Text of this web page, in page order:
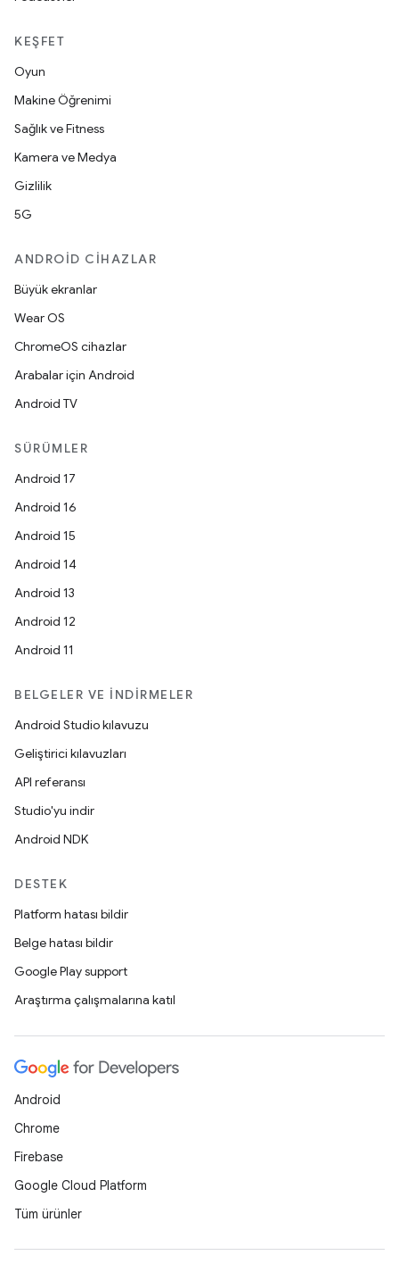
KEŞFET
Oyun
Makine Öğrenimi
Sağlık ve Fitness
Kamera ve Medya
Gizlilik
5G
ANDROID CIHAZLAR
Büyük ekranlar
Wear OS
ChromeOS cihazlar
Arabalar için Android
Android TV
SÜRÜMLER
Android 17
Android 16
Android 15
Android 14
Android 13
Android 12
Android 11
BELGELER VE İNDIRMELER
Android Studio kılavuzu
Geliştirici kılavuzları
API referansı
Studio'yu indir
Android NDK
DESTEK
Platform hatası bildir
Belge hatası bildir
Google Play support
Araştırma çalışmalarına katıl
Android
Chrome
Firebase
Google Cloud Platform
Tüm ürünler